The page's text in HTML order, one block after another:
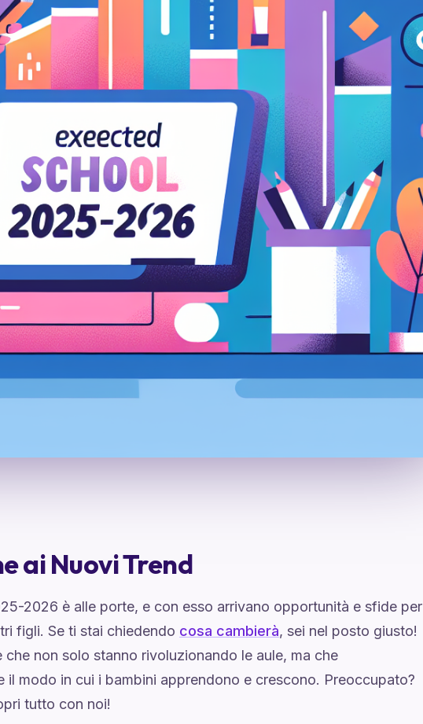
ai Nuovi Trend
2026 è alle porte, e con esso arrivano opportunità e sfide per
figli. Se ti stai chiedendo cosa cambierà, sei nel posto giusto!
che non solo stanno rivoluzionando le aule, ma che
il modo in cui i bambini apprendono e crescono. Preoccupato?
tutto con noi!